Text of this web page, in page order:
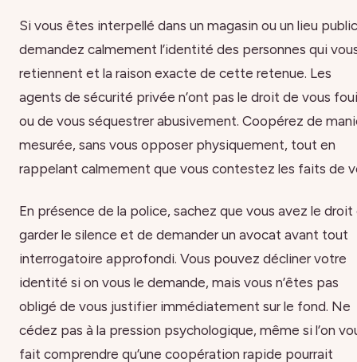
Si vous êtes interpellé dans un magasin ou un lieu
demandez calmement l’identité des personnes qui
retiennent et la raison exacte de cette retenue. Les
agents de sécurité privée n’ont pas le droit de vous
ou de vous séquestrer abusivement. Coopérez de
mesurée, sans vous opposer physiquement, tout en
rappelant calmement que vous contestez les faits de
En présence de la police, sachez que vous avez le droit
garder le silence et de demander un avocat avant tout
interrogatoire approfondi. Vous pouvez décliner votre
identité si on vous le demande, mais vous n’êtes pas
obligé de vous justifier immédiatement sur le fond. Ne
cédez pas à la pression psychologique, même si l’on
fait comprendre qu’une coopération rapide pourrait